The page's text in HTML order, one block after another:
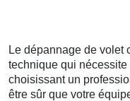
Le dépannage de volet
technique qui
choisissant un
être sûr que votre